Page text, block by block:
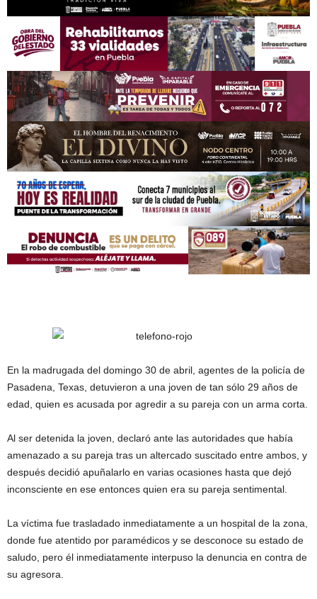
En la madrugada del domingo 30 de abril, agentes de la policía de
Pasadena, Texas, detuvieron a una joven de tan sólo 29 años de
edad, quien es acusada por agredir a su pareja con un arma corta.
Al ser detenida la joven, declaró ante las autoridades que había
amenazado a su pareja tras un altercado suscitado entre ambos, y
después decidió apuñalarlo en varias ocasiones hasta que dejó
inconsciente en ese entonces quien era su pareja sentimental.
La víctima fue trasladado inmediatamente a un hospital de la zona,
donde fue atentido por paramédicos y se desconoce su estado de
saludo, pero él inmediatamente interpuso la denuncia en contra de
su agresora.